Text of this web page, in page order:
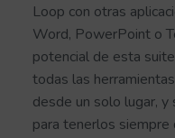
Loop con otras
Word, PowerPoint o
potencial de esta
todas las
desde un solo lugar, y
para tenerlos